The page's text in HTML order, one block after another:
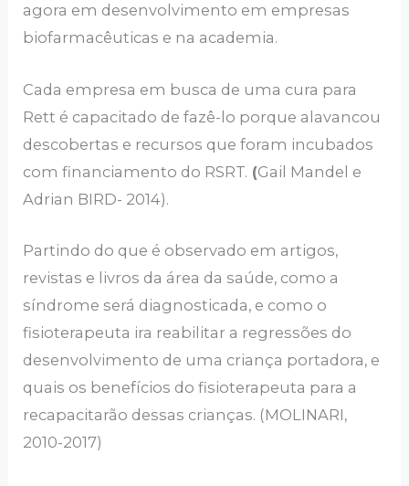
agora em desenvolvimento em empresas
biofarmacêuticas e na academia.
Cada empresa em busca de uma cura para
Rett é capacitado de fazê-lo porque alavancou
descobertas e recursos que foram incubados
com financiamento do RSRT. (Gail Mandel e
Adrian BIRD- 2014).
Partindo do que é observado em artigos,
revistas e livros da área da saúde, como a
síndrome será diagnosticada, e como o
fisioterapeuta ira reabilitar a regressões do
desenvolvimento de uma criança portadora, e
quais os benefícios do fisioterapeuta para a
recapacitarão dessas crianças. (MOLINARI,
2010-2017)